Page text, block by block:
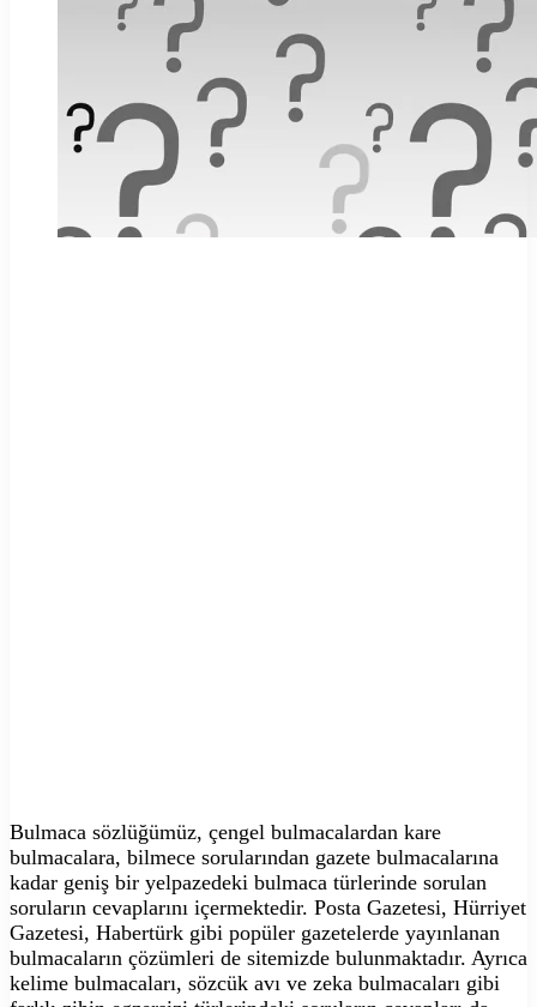
Bulmaca sözlüğümüz, çengel bulmacalardan kare
bulmacalara, bilmece sorularından gazete bulmacalarına
kadar geniş bir yelpazedeki bulmaca türlerinde sorulan
soruların cevaplarını içermektedir. Posta Gazetesi, Hürriyet
Gazetesi, Habertürk gibi popüler gazetelerde yayınlanan
bulmacaların çözümleri de sitemizde bulunmaktadır. Ayrıca
kelime bulmacaları, sözcük avı ve zeka bulmacaları gibi